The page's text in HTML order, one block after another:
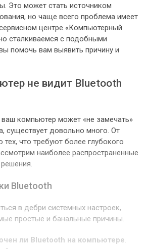
Это может стать источником
но чаще всего проблема имеет
центре «Компьютерный
сталкиваемся с подобными
помочь вам выявить причину и
не видит Bluetooth
компьютер может «не замечать»
существует довольно много. От
что требуют более глубокого
наиболее распространенные
Bluetooth
в дебри системных настроек,
простые и банальные причины.
ли Bluetooth на компьютере.